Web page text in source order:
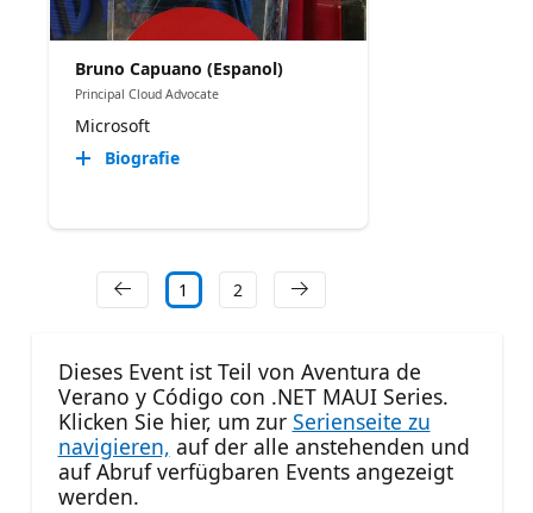
Bruno Capuano (Espanol)
Principal Cloud Advocate
Microsoft
Biografie
1 2
Dieses Event ist Teil von Aventura de
Verano y Código con .NET MAUI Series.
Klicken Sie hier, um zur Serienseite zu
navigieren, auf der alle anstehenden und
auf Abruf verfügbaren Events angezeigt
werden.